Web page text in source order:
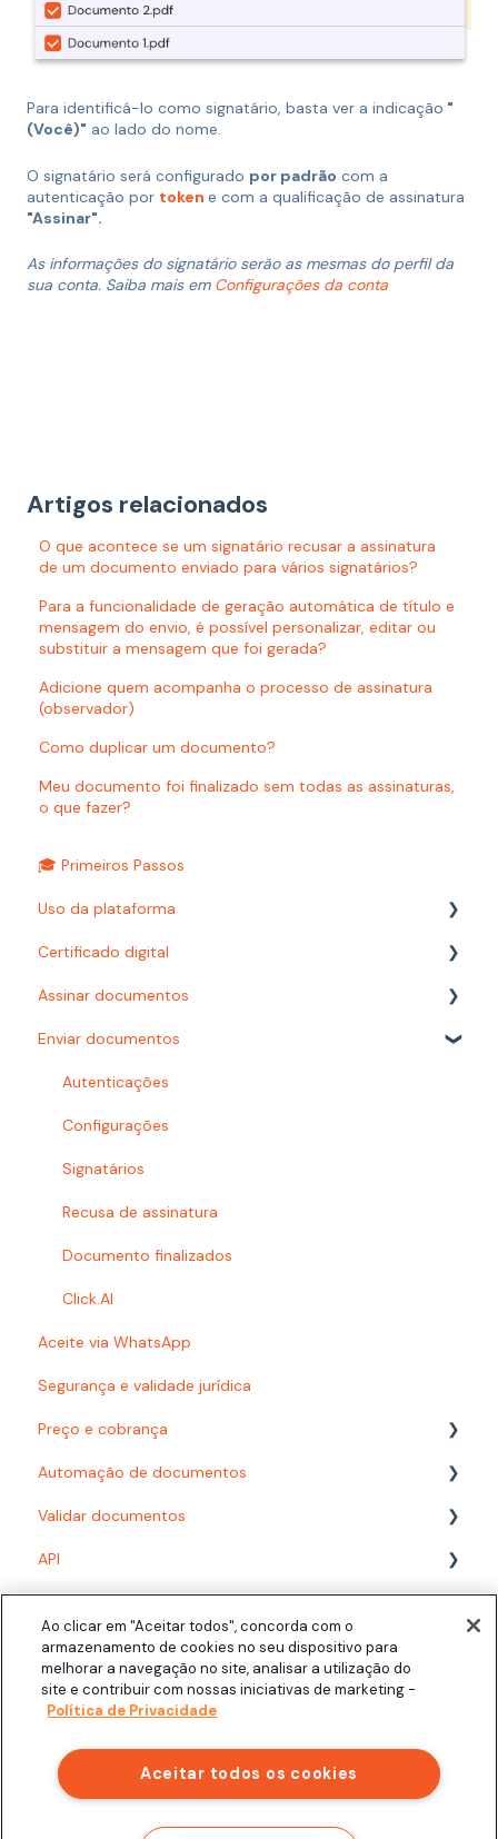
Para identificá-lo como signatário, basta ver a indicação "
(Você)" ao lado do nome.
O signatário será configurado por padrão com a
autenticação por token e com a qualificação de assinatura
"Assinar".
As informações do signatário serão as mesmas do perfil da
sua conta. Saiba mais em Configurações da conta
Artigos relacionados
O que acontece se um signatário recusar a assinatura
de um documento enviado para vários signatários?
Para a funcionalidade de geração automática de título e
mensagem do envio, é possível personalizar, editar ou
substituir a mensagem que foi gerada?
Adicione quem acompanha o processo de assinatura
(observador)
Como duplicar um documento?
Meu documento foi finalizado sem todas as assinaturas,
o que fazer?
🎓 Primeiros Passos
Uso da plataforma
Relatórios
Configurações
Autenticações
Prazos
Busca
Organização e pastas
Baixar documentos
Acesso à plataforma
Problemas com e-mails
Usuários e Permissões
Certificado digital
Carimbo do tempo
Assinar documentos
Como assinar?
Certificado digital
Documentoscopia
Enviar documentos
Autenticações
Configurações
Signatários
Recusa de assinatura
Documento finalizados
Click.AI
Aceite via WhatsApp
Segurança e validade jurídica
Preço e cobrança
Planos
Consumo
Automação de documentos
Modelos
Fluxos com planilha
Configuração
Signatários
Validar documentos
Biometria Facial
API
Assinatura presencial
Assinatura Automática
Personalização
Acompanhando documentos finalizados
Área do Signatário
Click.AI
Integrações
Ao clicar em "Aceitar todos", concorda com o
armazenamento de cookies no seu dispositivo para
melhorar a navegação no site, analisar a utilização do
site e contribuir com nossas iniciativas de marketing -
Política de Privacidade
Aceitar todos os cookies